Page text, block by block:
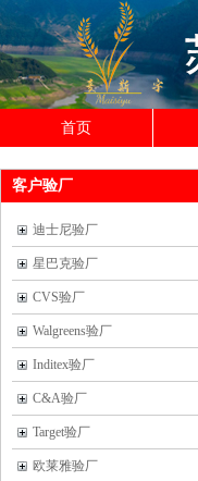
首页
客户验厂
迪士尼验厂
星巴克验厂
CVS验厂
Walgreens验厂
Inditex验厂
C&A验厂
Target验厂
欧莱雅验厂